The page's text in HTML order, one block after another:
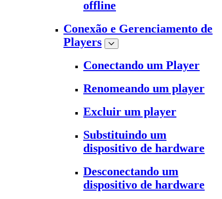
offline
Conexão e Gerenciamento de
Players
Conectando um Player
Renomeando um player
Excluir um player
Substituindo um
dispositivo de hardware
Desconectando um
dispositivo de hardware